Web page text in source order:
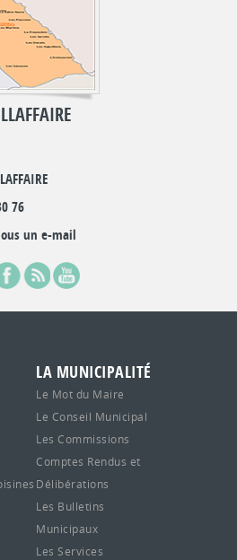
76
un e-mail
LA MUNICIPALITÉ
Le Mot du Maire
Le Conseil Municipal
Les Commissions
Comptes Rendus et
Délibérations
Les Bulletins
Municipaux
Les Services